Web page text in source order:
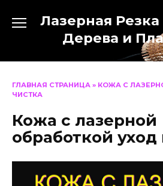
содержанию
Лазерная
Дерева и
ГЛАВНАЯ СТРАНИЦА » КОЖА С
ЧИСТКА
Кожа с лазерной
обработкой уход